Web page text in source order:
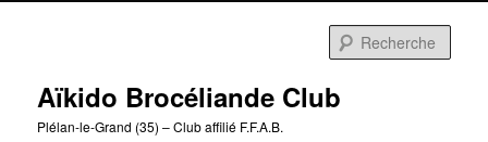
Aïkido Brocéliande Club
Plélan-le-Grand (35) – Club affilié F.F.A.B.